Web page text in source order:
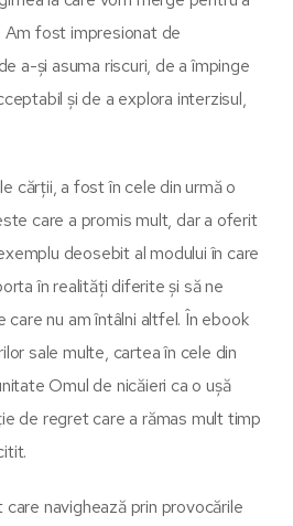
Am fost impresionat de
a-și asuma riscuri, de a împinge
și de a explora interzisul,
cărții, a fost în cele din urmă o
care a promis mult, dar a oferit
deosebit al modului în care
în realități diferite și să ne
care nu am întâlni altfel. În ebook
sale multe, cartea în cele din
Omul de nicăieri ca o ușă
de regret care a rămas mult timp
navighează prin provocările